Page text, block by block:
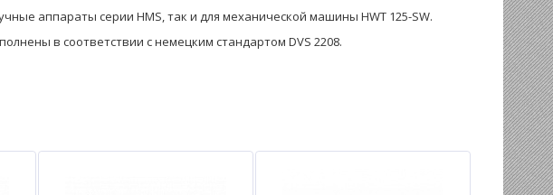
аппараты серии HMS, так и для механической машины HWT 125-SW.
в соответствии с немецким стандартом DVS 2208.